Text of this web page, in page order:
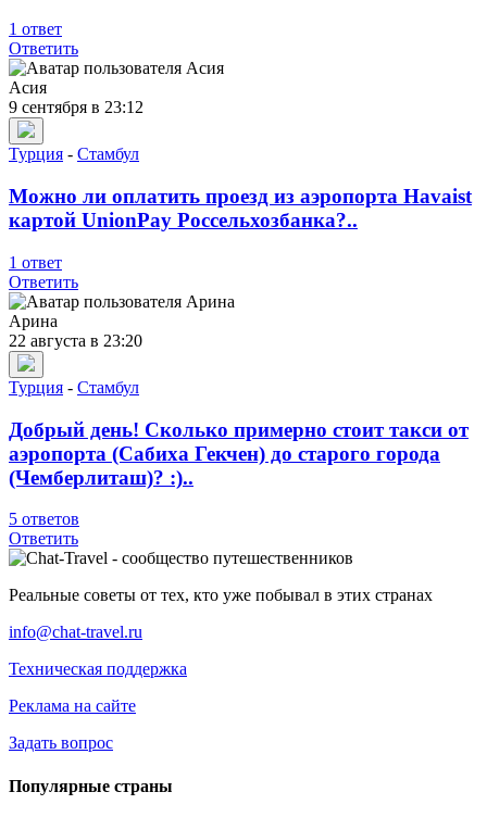
1 ответ
Ответить
Асия
9 сентября в 23:12
Турция - Стамбул
Можно ли оплатить проезд из аэропорта Havaist
картой UnionPay Россельхозбанка?..
1 ответ
Ответить
Арина
22 августа в 23:20
Турция - Стамбул
Добрый день! Сколько примерно стоит такси от
аэропорта (Сабиха Гекчен) до старого города
(Чемберлиташ)? :)..
5 ответов
Ответить
Реальные советы от тех, кто уже побывал в этих странах
info@chat-travel.ru
Техническая поддержка
Реклама на сайте
Задать вопрос
Популярные страны